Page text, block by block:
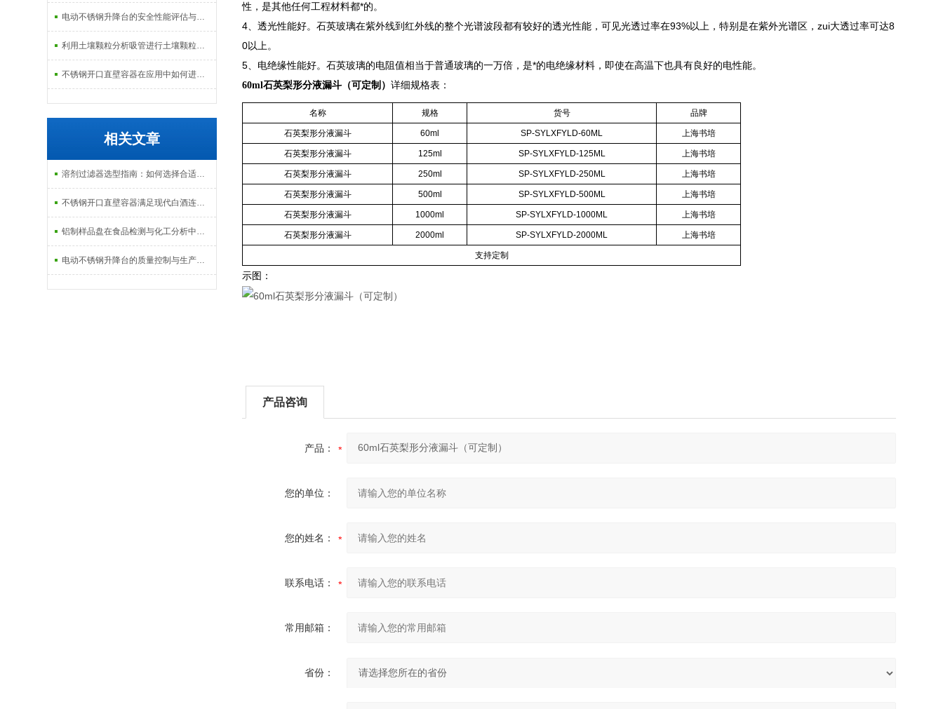
电动不锈钢升降台的安全性能评估与控制
利用土壤颗粒分析吸管进行土壤颗粒定量分析的研究
不锈钢开口直壁容器在应用中如何进行维护和保养？
相关文章
溶剂过滤器选型指南：如何选择合适的过滤介质
不锈钢开口直壁容器满足现代白酒连续规模生产
铝制样品盘在食品检测与化工分析中的应用揭秘
电动不锈钢升降台的质量控制与生产工艺
性，是其他任何工程材料都*的。
4、透光性能好。石英玻璃在紫外线到红外线的整个光谱波段都有较好的透光性能，可见光透过率在93%以上，特别是在紫外光谱区，zui大透过率可达8
0以上。
5、电绝缘性能好。石英玻璃的电阻值相当于普通玻璃的一万倍，是*的电绝缘材料，即使在高温下也具有良好的电性能。
60ml石英梨形分液漏斗（可定制）详细规格表：
名称 规格 货号 品牌
石英梨形分液漏斗 60ml SP-SYLXFYLD-60ML 上海书培
石英梨形分液漏斗 125ml SP-SYLXFYLD-125ML 上海书培
石英梨形分液漏斗 250ml SP-SYLXFYLD-250ML 上海书培
石英梨形分液漏斗 500ml SP-SYLXFYLD-500ML 上海书培
石英梨形分液漏斗 1000ml SP-SYLXFYLD-1000ML 上海书培
石英梨形分液漏斗 2000ml SP-SYLXFYLD-2000ML 上海书培
支持定制
示图：
产品咨询
产品：
您的单位：
您的姓名：
联系电话：
常用邮箱：
省份：